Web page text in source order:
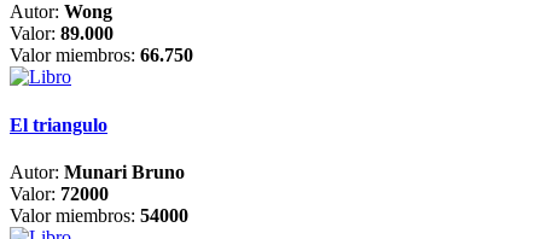
Autor: Wong
Valor: 89.000
Valor miembros: 66.750
El triangulo
Autor: Munari Bruno
Valor: 72000
Valor miembros: 54000